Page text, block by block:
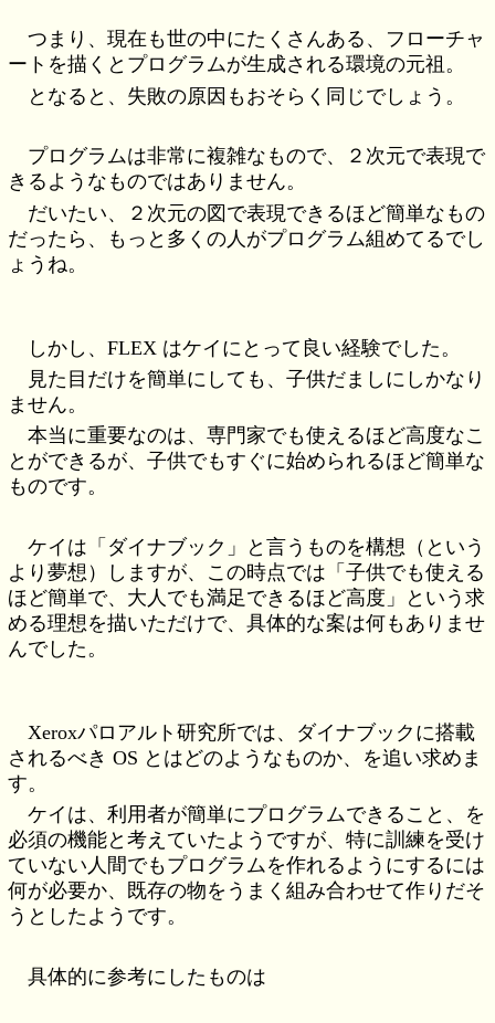
つまり、現在も世の中にたくさんある、フローチャ
ートを描くとプログラムが生成される環境の元祖。
となると、失敗の原因もおそらく同じでしょう。
プログラムは非常に複雑なもので、２次元で表現で
きるようなものではありません。
だいたい、２次元の図で表現できるほど簡単なもの
だったら、もっと多くの人がプログラム組めてるでし
ょうね。
しかし、FLEX はケイにとって良い経験でした。
見た目だけを簡単にしても、子供だましにしかなり
ません。
本当に重要なのは、専門家でも使えるほど高度なこ
とができるが、子供でもすぐに始められるほど簡単な
ものです。
ケイは「ダイナブック」と言うものを構想（という
より夢想）しますが、この時点では「子供でも使える
ほど簡単で、大人でも満足できるほど高度」という求
める理想を描いただけで、具体的な案は何もありませ
んでした。
Xeroxパロアルト研究所では、ダイナブックに搭載
されるべき OS とはどのようなものか、を追い求めま
す。
ケイは、利用者が簡単にプログラムできること、を
必須の機能と考えていたようですが、特に訓練を受け
ていない人間でもプログラムを作れるようにするには
何が必要か、既存の物をうまく組み合わせて作りだそ
うとしたようです。
具体的に参考にしたものは